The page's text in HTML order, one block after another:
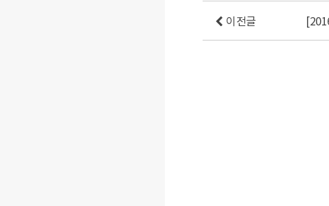
이전글